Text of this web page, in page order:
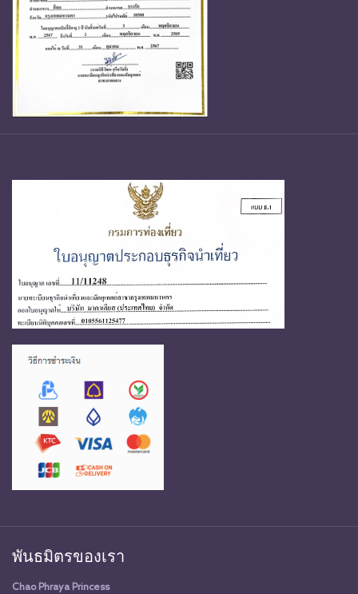
พันธมิตรของเรา
Chao Phraya Princess